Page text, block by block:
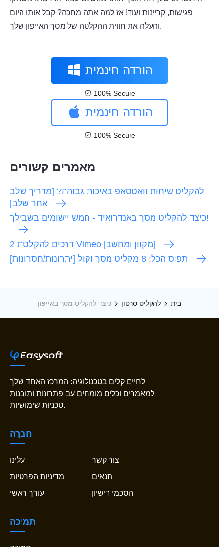
פגישות, קריינות ועוד! אז למה אתה מחכה? קבל אותו היום
והעלה את חווית ההקלטה של מסך האייפון שלך.
הורדה חינמית
100% Secure
הורדה חינמית
100% Secure
מאמרים קשורים
להקליט שיחות וואטסאפ באיכות גבוהה? [מדריך שלב
אחר שלב]
כיצד להקליט מסך באנדרואיד - חמש יישומים בשבילך!
2 דרכים להקלטת Vimeo [מקוון ומחשב]
תפוס הכל: 8 מקליט מסך וקול [יתרונות/חסרונות]
בית להקליט סרטון כיצד להקליט מסך באייפון
לחיים קלים בטכנולוגיה: המרכז האחד שלך
למאמרים וכלים מומחים עם פתרונות ותובנות
טכניות שימושיות.
חֶברָה
עלינו
צור קשר
מדיניות הפרטיות
תנאים
עורך ראשי
הסכמי רישיון
תמיכה